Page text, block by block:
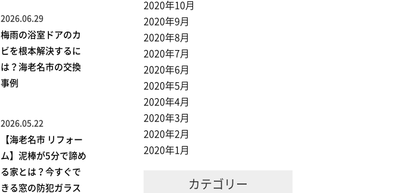
2026.06.29
梅雨の浴室ドアのカ
ビを根本解決するに
は？海老名市の交換
事例
2026.05.22
【海老名市 リフォー
ム】泥棒が5分で諦め
る家とは？今すぐで
きる窓の防犯ガラス
2020年10月
2020年9月
2020年8月
2020年7月
2020年6月
2020年5月
2020年4月
2020年3月
2020年2月
2020年1月
カテゴリー